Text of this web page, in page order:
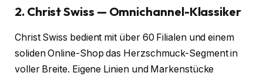
2. Christ Swiss — Omnichannel-Klassiker
Christ Swiss bedient mit über 60 Filialen und einem
soliden Online-Shop das Herzschmuck-Segment in
voller Breite. Eigene Linien und Markenstücke